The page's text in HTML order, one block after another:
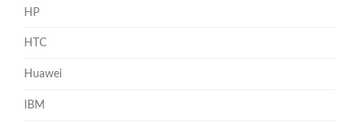
HP
HTC
Huawei
IBM